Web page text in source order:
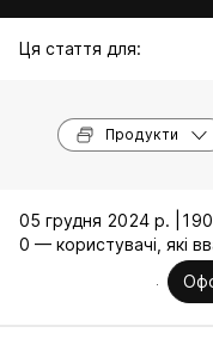
Ця стаття для:
Продукти
05 грудня 2024 р. |
0 — користувачі, які